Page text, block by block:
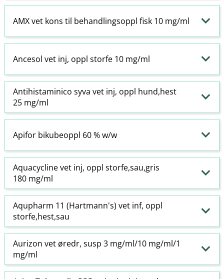
AMX vet kons til behandlingsoppl fisk 10 mg/ml
Ancesol vet inj, oppl storfe 10 mg/ml
Antihistaminico syva vet inj, oppl hund,hest
25 mg/ml
Apifor bikubeoppl 60 % w​/​w
Aquacycline vet inj, oppl storfe,sau,gris
180 mg/ml
Aqupharm 11 (Hartmann's) vet inf, oppl
storfe,hest,sau
Aurizon vet øredr, susp 3 mg/ml/10 mg/ml/1
mg/ml